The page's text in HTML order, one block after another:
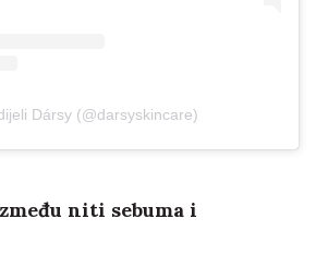
Dársy (@darsyskincare)
niti sebuma i